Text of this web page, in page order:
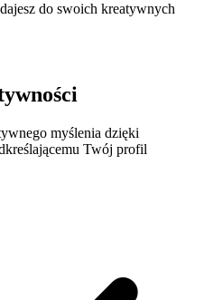
do swoich kreatywnych
myślenia dzięki
Twój profil